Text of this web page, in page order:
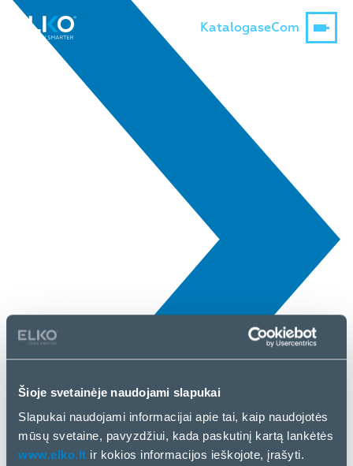
Šioje svetainėje naudojami slapukai
Slapukai naudojami informacijai apie tai, kaip naudojotės
mūsų svetaine, pavyzdžiui, kada paskutinį kartą lankėtės
www.elko.lt ir kokios informacijos ieškojote, įrašyti.
KatalogaseCom